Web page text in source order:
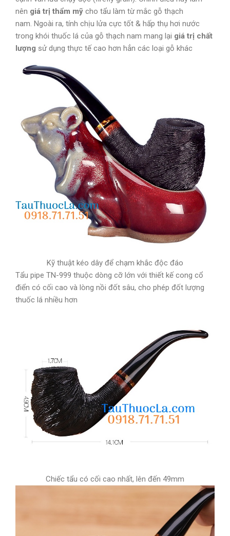
nên giá trị thẩm mỹ cho tẩu làm từ mắc gỗ thạch
nam. Ngoài ra, tính chịu lửa cực tốt & hấp thụ hơi nước
trong khói thuốc lá của gỗ thạch nam mang lại giá trị chất
lượng sử dụng thực tế cao hơn hẳn các loại gỗ khác
Kỹ thuật kéo dây để chạm khắc độc đáo
Tẩu pipe TN-999 thuộc dòng cỡ lớn với thiết kế cong cổ
điển có cối cao và lòng nồi đốt sâu, cho phép đốt lượng
thuốc lá nhiều hơn
Chiếc tẩu có cối cao nhất, lên đến 49mm